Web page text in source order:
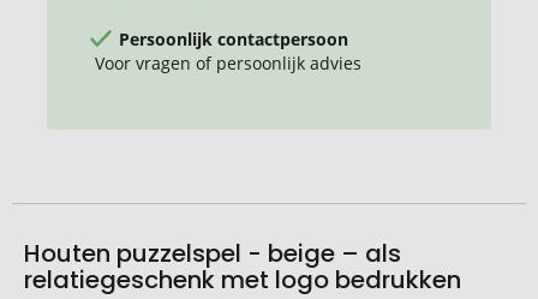
Persoonlijk contactpersoon
Voor vragen of persoonlijk advies
Houten puzzelspel - beige – als
relatiegeschenk met logo bedrukken